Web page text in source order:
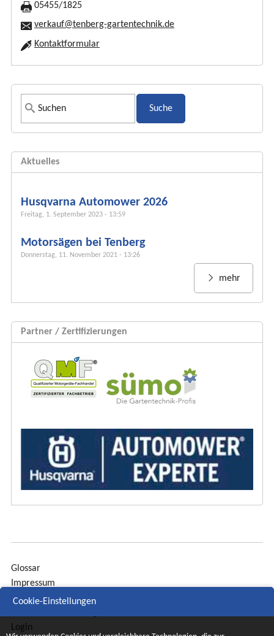
05455/1825
verkauf@tenberg-gartentechnik.de
Kontaktformular
S
u
h
f
r
m
l
a
Aktuelles
Husqvarna Automower 2026
Freitag, 1. September 2023 - 13:59
Motorsägen bei Tenberg
Donnerstag, 11. November 2021 - 13:26
mehr
Partner / Zertifizierungen
Glossar
Impressum
Sitemap
Login
Cookie-Einstellungen